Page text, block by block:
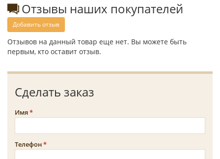
Отзывы наших покупателей
Добавить отзыв
Отзывов на данный товар еще нет. Вы можете быть
первым, кто оставит отзыв.
Сделать заказ
Имя
Телефон